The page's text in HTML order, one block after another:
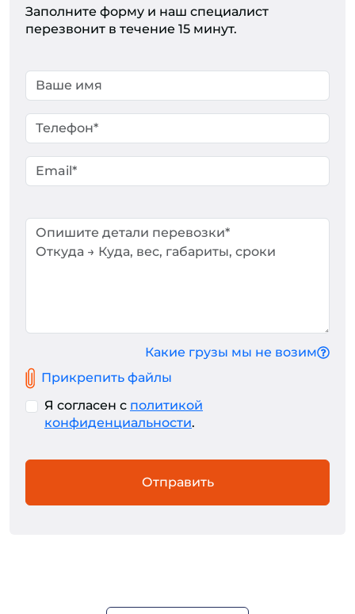
Заполните форму и наш специалист
перезвонит в течение 15 минут.
Прикрепить файлы
Какие грузы мы не возим
Я согласен с политикой
конфиденциальности.
Отправить